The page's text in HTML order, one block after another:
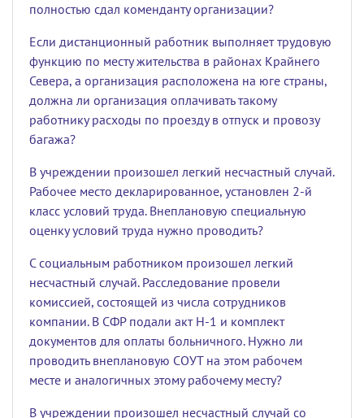
полностью сдал коменданту организации?
Если дистанционный работник выполняет трудовую
функцию по месту жительства в районах Крайнего
Севера, а организация расположена на юге страны,
должна ли организация оплачивать такому
работнику расходы по проезду в отпуск и провозу
багажа?
В учреждении произошел легкий несчастный случай.
Рабочее место декларированное, установлен 2-й
класс условий труда. Внеплановую специальную
оценку условий труда нужно проводить?
С социальным работником произошел легкий
несчастный случай. Расследование провели
комиссией, состоящей из числа сотрудников
компании. В СФР подали акт Н-1 и комплект
документов для оплаты больничного. Нужно ли
проводить внеплановую СОУТ на этом рабочем
месте и аналогичных этому рабочему месту?
В учреждении произошел несчастный случай со